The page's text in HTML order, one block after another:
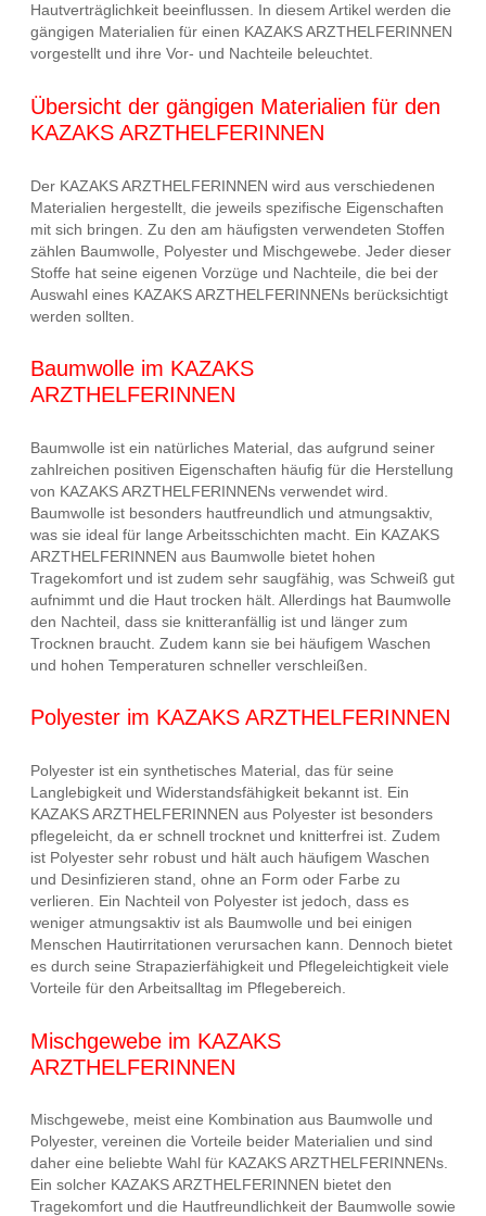
Hautverträglichkeit beeinflussen. In diesem Artikel werden die
gängigen Materialien für einen KAZAKS ARZTHELFERINNEN
vorgestellt und ihre Vor- und Nachteile beleuchtet.
Übersicht der gängigen Materialien für den
KAZAKS ARZTHELFERINNEN
Der KAZAKS ARZTHELFERINNEN wird aus verschiedenen
Materialien hergestellt, die jeweils spezifische Eigenschaften
mit sich bringen. Zu den am häufigsten verwendeten Stoffen
zählen Baumwolle, Polyester und Mischgewebe. Jeder dieser
Stoffe hat seine eigenen Vorzüge und Nachteile, die bei der
Auswahl eines KAZAKS ARZTHELFERINNENs berücksichtigt
werden sollten.
Baumwolle im KAZAKS
ARZTHELFERINNEN
Baumwolle ist ein natürliches Material, das aufgrund seiner
zahlreichen positiven Eigenschaften häufig für die Herstellung
von KAZAKS ARZTHELFERINNENs verwendet wird.
Baumwolle ist besonders hautfreundlich und atmungsaktiv,
was sie ideal für lange Arbeitsschichten macht. Ein KAZAKS
ARZTHELFERINNEN aus Baumwolle bietet hohen
Tragekomfort und ist zudem sehr saugfähig, was Schweiß gut
aufnimmt und die Haut trocken hält. Allerdings hat Baumwolle
den Nachteil, dass sie knitteranfällig ist und länger zum
Trocknen braucht. Zudem kann sie bei häufigem Waschen
und hohen Temperaturen schneller verschleißen.
Polyester im KAZAKS ARZTHELFERINNEN
Polyester ist ein synthetisches Material, das für seine
Langlebigkeit und Widerstandsfähigkeit bekannt ist. Ein
KAZAKS ARZTHELFERINNEN aus Polyester ist besonders
pflegeleicht, da er schnell trocknet und knitterfrei ist. Zudem
ist Polyester sehr robust und hält auch häufigem Waschen
und Desinfizieren stand, ohne an Form oder Farbe zu
verlieren. Ein Nachteil von Polyester ist jedoch, dass es
weniger atmungsaktiv ist als Baumwolle und bei einigen
Menschen Hautirritationen verursachen kann. Dennoch bietet
es durch seine Strapazierfähigkeit und Pflegeleichtigkeit viele
Vorteile für den Arbeitsalltag im Pflegebereich.
Mischgewebe im KAZAKS
ARZTHELFERINNEN
Mischgewebe, meist eine Kombination aus Baumwolle und
Polyester, vereinen die Vorteile beider Materialien und sind
daher eine beliebte Wahl für KAZAKS ARZTHELFERINNENs.
Ein solcher KAZAKS ARZTHELFERINNEN bietet den
Tragekomfort und die Hautfreundlichkeit der Baumwolle sowie